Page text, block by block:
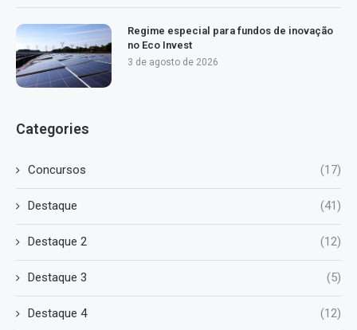
Regime especial para fundos de inovação
no Eco Invest
3 de agosto de 2026
Categories
Concursos (17)
Destaque (41)
Destaque 2 (12)
Destaque 3 (5)
Destaque 4 (12)